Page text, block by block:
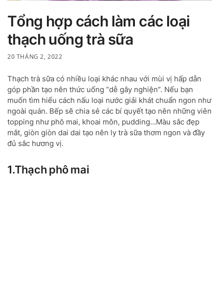
Tổng hợp cách làm các loại
thạch uống trà sữa
20 THÁNG 2, 2022
Thạch trà sữa có nhiều loại khác nhau với mùi vị hấp dẫn
góp phần tạo nên thức uống “dễ gây nghiện”. Nếu bạn
muốn tìm hiểu cách nấu loại nước giải khát chuẩn ngon như
ngoài quán. Bếp sẽ chia sẻ các bí quyết tạo nên những viên
topping như phô mai, khoai môn, pudding…Màu sắc đẹp
mắt, giòn giòn dai dai tạo nên ly trà sữa thơm ngon và đầy
đủ sắc hương vị.
1.Thạch phô mai